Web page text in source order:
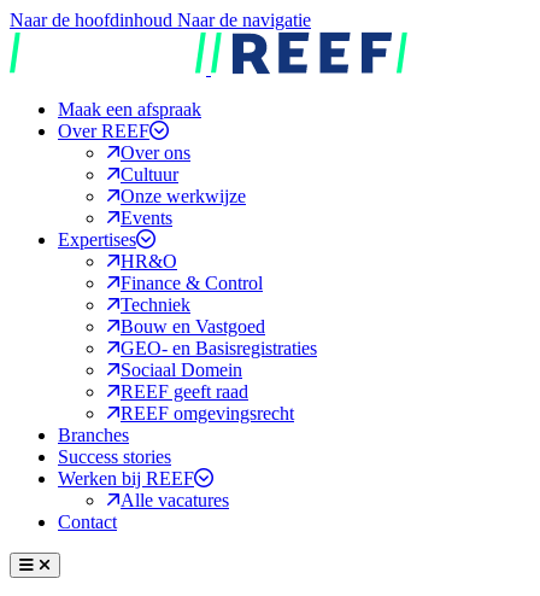
Naar de hoofdinhoud Naar de navigatie
REEF
Maak een afspraak
Over REEF
Over ons
Cultuur
Onze werkwijze
Events
Expertises
HR&O
Finance & Control
Techniek
Bouw en Vastgoed
GEO- en Basisregistraties
Sociaal Domein
REEF geeft raad
REEF omgevingsrecht
Branches
Success stories
Werken bij REEF
Alle vacatures
Contact
Menu
Sluiten